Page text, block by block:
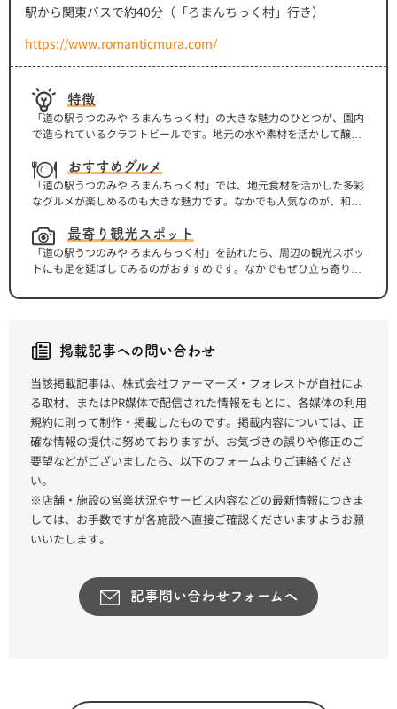
駅から関東バスで約40分（「ろまんちっく村」行き）
https://www.romanticmura.com/
特徴
「道の駅うつのみや ろまんちっく村」の大きな魅力のひとつが、園内
で造られているクラフトビールです。地元の水や素材を活かして醸造
のピルスナーをはじめ、フルーティーな香りのヴァイツェンやコクの
あるアンバーなど、個性豊かなラインナップが揃い、ビール好きはも
ちろん、普段あまりビールを飲まない人でも楽しめる味わいが特徴で
使った料理を一緒に楽しむことができ、食との相性をじっくり味わえ
るのも魅力。開放感のある自然の中で味わう一杯は格別で、まさに“大
人のためのご褒美時間”といえるでしょう。また、物販コーナーではボ
トルビールの購入も可能で、おみやげとして持ち帰ることもできま
おすすめグルメ
「道の駅うつのみや ろまんちっく村」では、地元食材を活かした多彩
なグルメが楽しめるのも大きな魅力です。なかでも人気なのが、和食
栃木県産の野菜や食材を使った料理をゆっくりと楽しむことができま
す。季節ごとに変わるメニューも多く、訪れるたびに新しい味に出会
えるのがポイントです。 宇都宮の味覚を楽しむなら、手打ちそばの店
を活かしたシンプルな味わいで、落ち着いて食事をしたい人にもぴっ
い、開放感のある空間でゆったりとした時間を過ごせます。それぞれ
違った魅力を持つ店舗が揃い、食べ歩きのように楽しめるのも、ろま
んちっく村ならではの楽しみ方です。
最寄り観光スポット
「道の駅うつのみや ろまんちっく村」を訪れたら、周辺の観光スポッ
トにも足を延ばしてみるのがおすすめです。なかでもぜひ立ち寄りた
大空間はまるで神殿のようなスケールで、ひんやりとした空気と静寂
わせて訪れたいのが、岩壁に刻まれた大谷観音で知られる大谷寺。日
本最古級の石仏とされ、その歴史と迫力に圧倒されます。さらに、自
然を感じたい方には多気山もおすすめ。気軽に登れるハイキングコー
スが整備されており、山頂からは宇都宮の街並みを一望できます。ろ
まんちっく村を起点に、歴史・自然・絶景を一度に楽しめるのがこの
エリアの魅力です。
掲載記事への問い合わせ
当該掲載記事は、株式会社ファーマーズ・フォレストが自社によ
る取材、またはPR媒体で配信された情報をもとに、各媒体の利用
規約に則って制作・掲載したものです。掲載内容については、正
確な情報の提供に努めておりますが、お気づきの誤りや修正のご
要望などがございましたら、以下のフォームよりご連絡くださ
い。
※店舗・施設の営業状況やサービス内容などの最新情報につきま
しては、お手数ですが各施設へ直接ご確認くださいますようお願
いいたします。
記事問い合わせフォームへ